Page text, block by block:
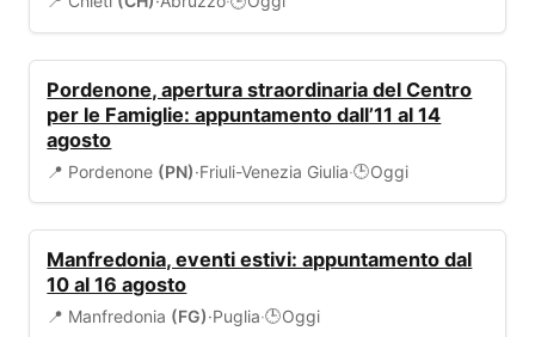
Pordenone, apertura straordinaria del Centro
per le Famiglie: appuntamento dall’11 al 14
agosto
📍 Pordenone (PN)·Friuli-Venezia Giulia·🕒Oggi
Manfredonia, eventi estivi: appuntamento dal
10 al 16 agosto
📍 Manfredonia (FG)·Puglia·🕒Oggi